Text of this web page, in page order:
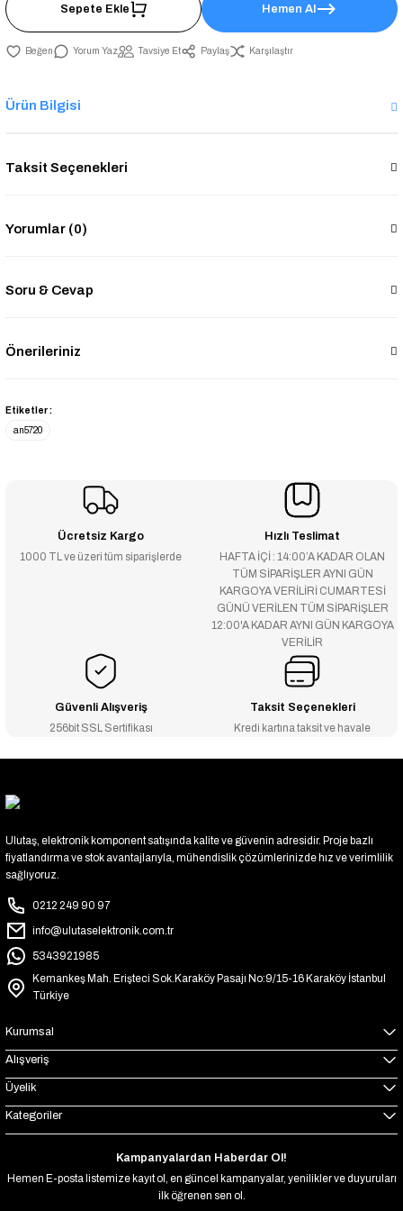
Sepete Ekle Hemen Al
Yorum Yaz Tavsiye Et Paylaş Karşılaştır
Ürün Bilgisi
Taksit Seçenekleri
Yorumlar (0)
Soru & Cevap
Önerileriniz
Etiketler :
an5720
Ücretsiz Kargo
1000 TL ve üzeri tüm siparişlerde
Hızlı Teslimat
HAFTA İÇİ : 14:00’A KADAR OLAN
TÜM SİPARİŞLER AYNI GÜN
KARGOYA VERİLİRİ CUMARTESİ
GÜNÜ VERİLEN TÜM SİPARİŞLER
12:00'A KADAR AYNI GÜN KARGOYA
VERİLİR
Güvenli Alışveriş
256bit SSL Sertifikası
Taksit Seçenekleri
Kredi kartına taksit ve havale
Ulutaş, elektronik komponent satışında kalite ve güvenin adresidir. Proje bazlı
fiyatlandırma ve stok avantajlarıyla, mühendislik çözümlerinizde hız ve verimlilik
sağlıyoruz.
0212 249 90 97
info@ulutaselektronik.com.tr
5343921985
Kemankeş Mah. Erişteci Sok.Karaköy Pasajı No:9/15-16 Karaköy İstanbul
Türkiye
Kurumsal
Alışveriş
Üyelik
Kategoriler
Kampanyalardan Haberdar Ol!
Hemen E-posta listemize kayıt ol, en güncel kampanyalar, yenilikler ve duyuruları
ilk öğrenen sen ol.